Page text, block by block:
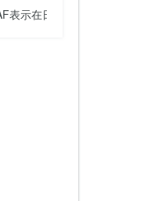
示在日内瓦惯例下